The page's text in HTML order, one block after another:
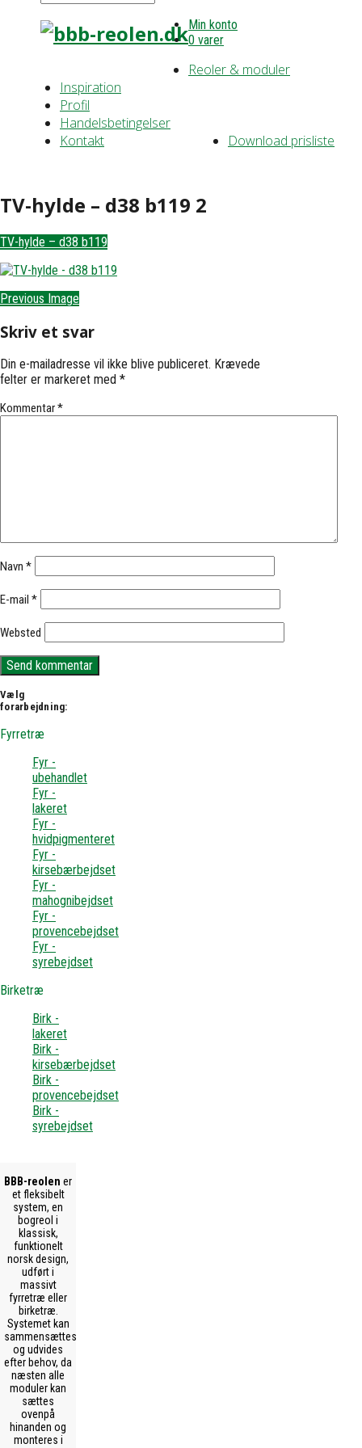
Min konto
0 varer
Reoler & moduler
Inspiration
Profil
Handelsbetingelser
Download prisliste
Kontakt
TV-hylde – d38 b119 2
TV-hylde – d38 b119
Previous Image
Skriv et svar
Din e-mailadresse vil ikke blive publiceret. Krævede
felter er markeret med *
Kommentar*
Navn *
E-mail *
Websted
Vælg
forarbejdning:
Fyrretræ
Fyr -
ubehandlet
Fyr -
lakeret
Fyr -
hvidpigmenteret
Fyr -
kirsebærbejdset
Fyr -
mahognibejdset
Fyr -
provencebejdset
Fyr -
syrebejdset
Birketræ
Birk -
lakeret
Birk -
kirsebærbejdset
Birk -
provencebejdset
Birk -
syrebejdset
BBB-reolen er
et fleksibelt
system, en
bogreol i
klassisk,
funktionelt
norsk design,
udført i
massivt
fyrretræ eller
birketræ.
Systemet kan
sammensættes
og udvides
efter behov, da
næsten alle
moduler kan
sættes
ovenpå
hinanden og
monteres i